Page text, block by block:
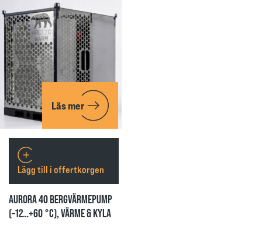
Läs mer
AURORA 40 BERGVÄRMEPUMP
(–12…+60 °C), VÄRME & KYLA
Lägg till i offertkorgen